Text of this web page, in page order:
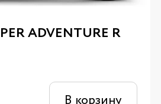
ADVENTURE R